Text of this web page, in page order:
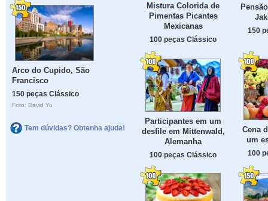
Arco do Cupido, São
Francisco
150 peças Clássico
Foto: David Yu
Tem dúvidas? Obtenha ajuda!
Mistura Colorida de
Pimentas Picantes
Mexicanas
100 peças Clássico
150
Participantes em um
desfile em Mittenwald,
Alemanha
100 peças Clássico
Cena
um
100